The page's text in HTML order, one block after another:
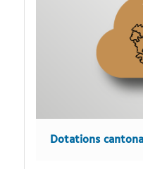
Dotations